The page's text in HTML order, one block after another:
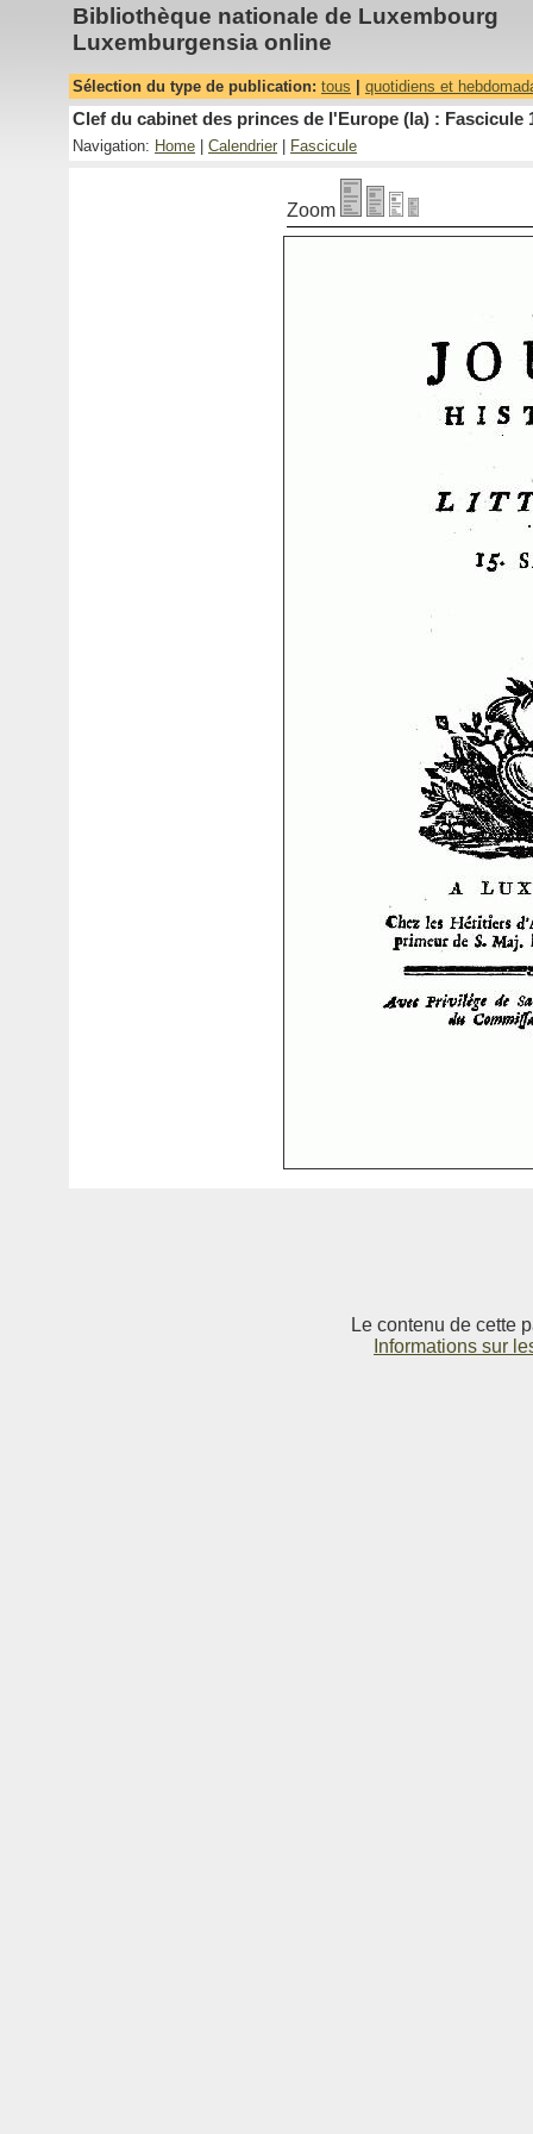
Bibliothèque nationale de Luxembourg
Luxemburgensia online
Sélection du type de publication: tous quotidiens et
Clef du cabinet des princes de l'Europe (la) : Fascicule
Navigation: Home Calendrier Fascicule
Zoom
Le contenu de cette
Informations sur